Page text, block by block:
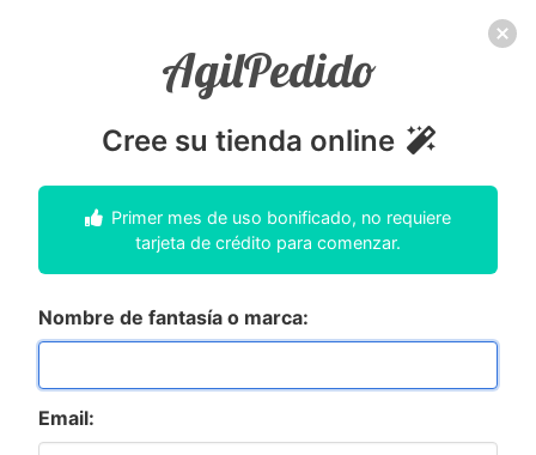
AgilPedido
Cree su tienda online
Primer mes de uso bonificado, no requiere
tarjeta de crédito para comenzar.
Nombre de fantasía o marca:
Email: